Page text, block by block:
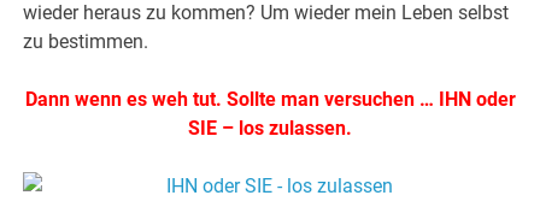
wieder heraus zu kommen? Um wieder mein Leben selbst
zu bestimmen.
Dann wenn es weh tut. Sollte man versuchen … IHN oder
SIE – los zulassen.